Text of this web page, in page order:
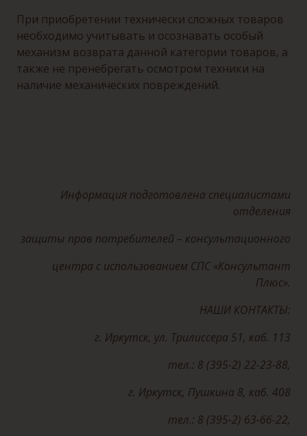
При приобретении технически сложных товаров
необходимо учитывать и осознавать особый
механизм возврата данной категории товаров, а
также не пренебрегать осмотром техники на
наличие механических повреждений.
Информация подготовлена специалистами
отделения
защиты прав потребителей – консультационного
центра с использованием СПС «Консультант
Плюс».
НАШИ КОНТАКТЫ:
г. Иркутск, ул. Трилиссера 51, каб. 113
тел.: 8 (395-2) 22-23-88,
г. Иркутск, Пушкина 8, каб. 408
тел.: 8 (395-2) 63-66-22,